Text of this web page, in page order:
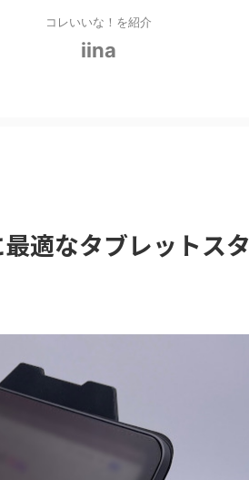
コレいいな！を紹介
iina
適なタブレットスタ